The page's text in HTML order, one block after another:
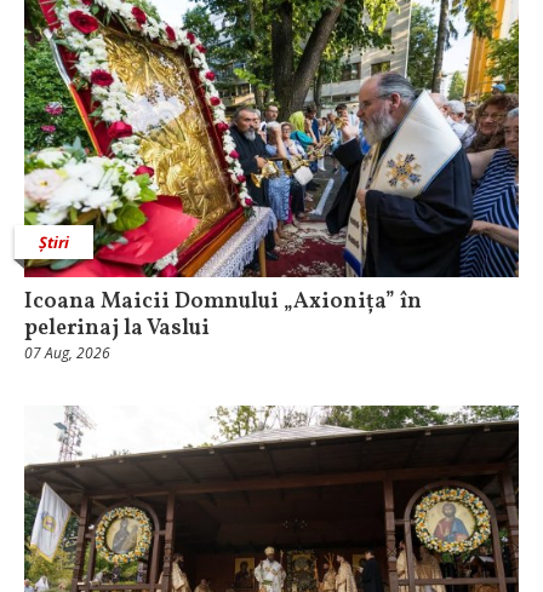
Știri
Icoana Maicii Domnului „Axionița” în
pelerinaj la Vaslui
07 Aug, 2026